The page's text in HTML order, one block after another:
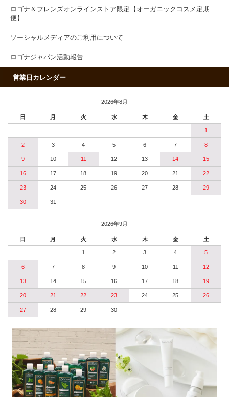
ロゴナ＆フレンズオンラインストア限定【オーガニックコスメ定期
便】
ソーシャルメディアのご利用について
ロゴナジャパン活動報告
営業日カレンダー
2026年8月
日 月 火 水 木 金 土
1
2 3 4 5 6 7 8
9 10 11 12 13 14 15
16 17 18 19 20 21 22
23 24 25 26 27 28 29
30 31
2026年9月
日 月 火 水 木 金 土
1 2 3 4 5
6 7 8 9 10 11 12
13 14 15 16 17 18 19
20 21 22 23 24 25 26
27 28 29 30